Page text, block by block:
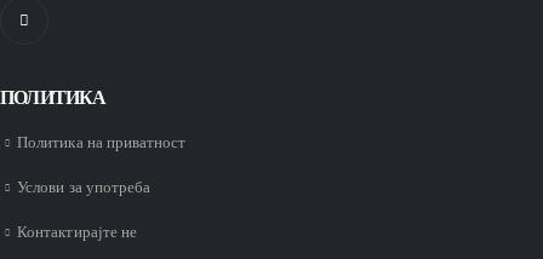
ПОЛИТИКА
Политика на приватност
Услови за употреба
Контактирајте не